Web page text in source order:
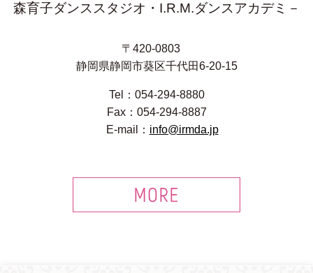
森育子ダンススタジオ・I.R.M.ダンスアカデミ－
〒420-0803
静岡県静岡市葵区千代田6-20-15
Tel：054-294-8880
Fax：054-294-8887
E-mail： info@irmda.jp